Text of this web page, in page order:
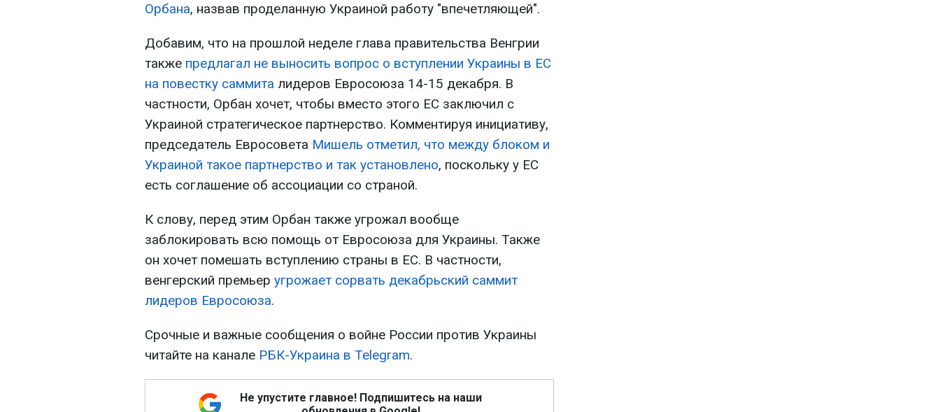
Орбана, назвав проделанную Украиной работу "впечетляющей".
Добавим, что на прошлой неделе глава правительства Венгрии
также предлагал не выносить вопрос о вступлении Украины в ЕС
на повестку саммита лидеров Евросоюза 14-15 декабря. В
частности, Орбан хочет, чтобы вместо этого ЕС заключил с
Украиной стратегическое партнерство. Комментируя инициативу,
председатель Евросовета Мишель отметил, что между блоком и
Украиной такое партнерство и так установлено, поскольку у ЕС
есть соглашение об ассоциации со страной.
К слову, перед этим Орбан также угрожал вообще
заблокировать всю помощь от Евросоюза для Украины. Также
он хочет помешать вступлению страны в ЕС. В частности,
венгерский премьер угрожает сорвать декабрьский саммит
лидеров Евросоюза.
Срочные и важные сообщения о войне России против Украины
читайте на канале РБК-Украина в Telegram.
Не упустите главное! Подпишитесь на наши